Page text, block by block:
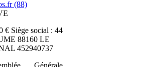
(88)
€ Siège social : 44
88160 LE
452940737
Générale